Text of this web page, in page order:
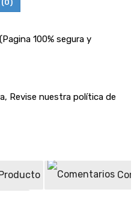
(0)
100% segura y
Revise nuestra política de